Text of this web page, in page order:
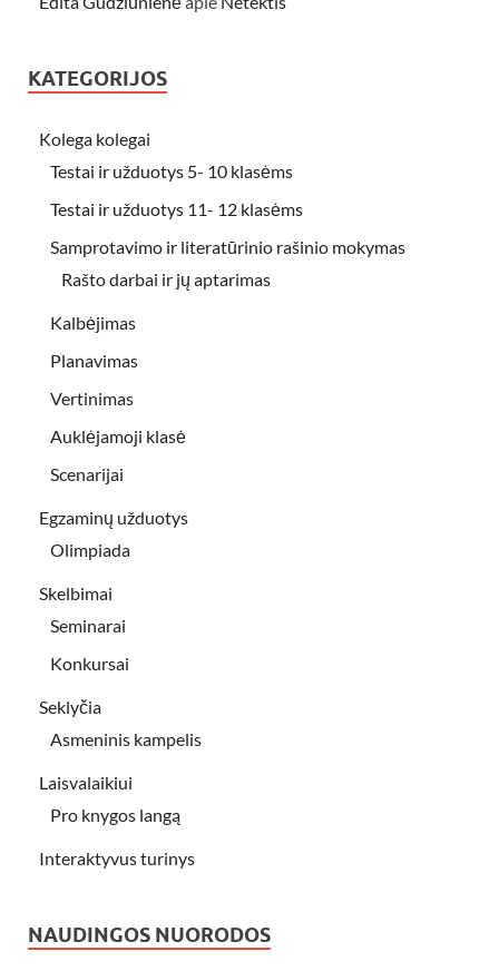
KATEGORIJOS
Kolega kolegai
Testai ir užduotys 5- 10 klasėms
Testai ir užduotys 11- 12 klasėms
Samprotavimo ir literatūrinio rašinio mokymas
Rašto darbai ir jų aptarimas
Kalbėjimas
Planavimas
Vertinimas
Auklėjamoji klasė
Scenarijai
Egzaminų užduotys
Olimpiada
Skelbimai
Seminarai
Konkursai
Seklyčia
Asmeninis kampelis
Laisvalaikiui
Pro knygos langą
Interaktyvus turinys
NAUDINGOS NUORODOS